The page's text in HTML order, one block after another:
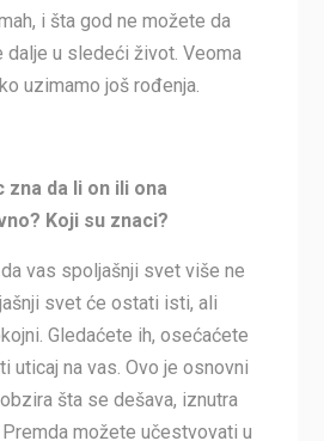
i šta god ne možete da
dalje u sledeći život. Veoma
uzimamo još rođenja.
zna da li on ili ona
Koji su znaci?
vas spoljašnji svet više ne
svet će ostati isti, ali
Gledaćete ih, osećaćete
uticaj na vas. Ovo je osnovni
šta se dešava, iznutra
možete učestvovati u